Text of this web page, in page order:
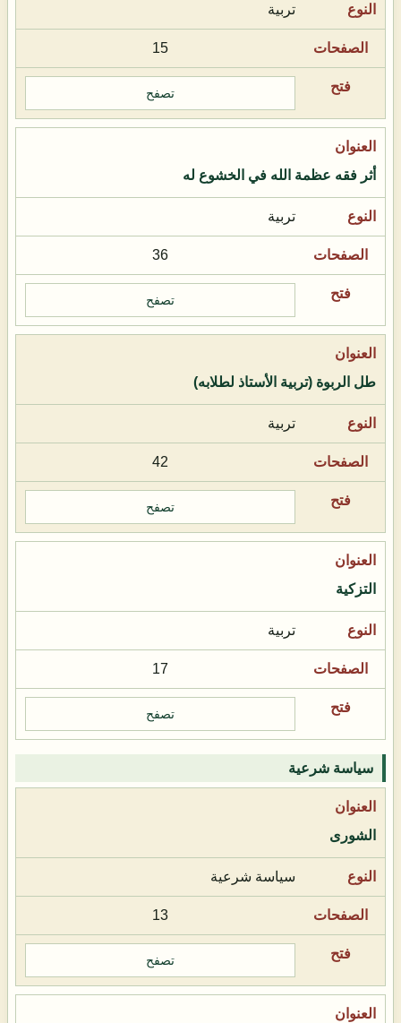
تربية
15
تصفح
أثر فقه عظمة الله في الخشوع له
تربية
36
تصفح
طل الربوة (تربية الأستاذ لطلابه)
تربية
42
تصفح
التزكية
تربية
17
تصفح
سياسة شرعية
الشورى
سياسة شرعية
13
تصفح